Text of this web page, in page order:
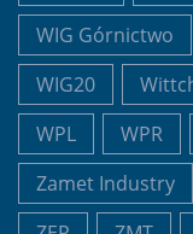
WIG Górnictwo
WIG20
WPL
WPR
Zamet Industry